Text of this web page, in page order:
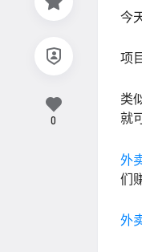
今
项
类
就
外
们
外
0